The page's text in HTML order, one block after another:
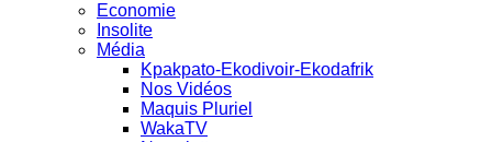
Economie
Insolite
Média
Kpakpato-Ekodivoir-Ekodafrik
Nos Vidéos
Maquis Pluriel
WakaTV